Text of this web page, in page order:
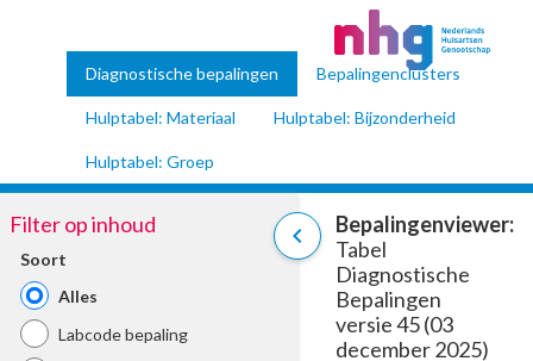
Diagnostische bepalingen Bepalingenclusters
Hulptabel: Materiaal Hulptabel: Bijzonderheid
Hulptabel: Groep
chevron_left
Filter op inhoud
Soort
Alles
Labcode bepaling
Bepalingenviewer:
Tabel
Diagnostische
Bepalingen
versie 45 (03
december 2025)